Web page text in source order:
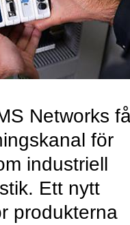
Networks
för
industriell
Ett nytt
produkterna